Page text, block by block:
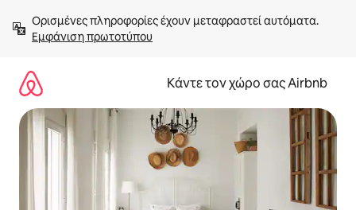
στο
περιεχόμενοΕμφάνιση πρωτοτύπου
Κάντε τον χώρο σας Airbnb